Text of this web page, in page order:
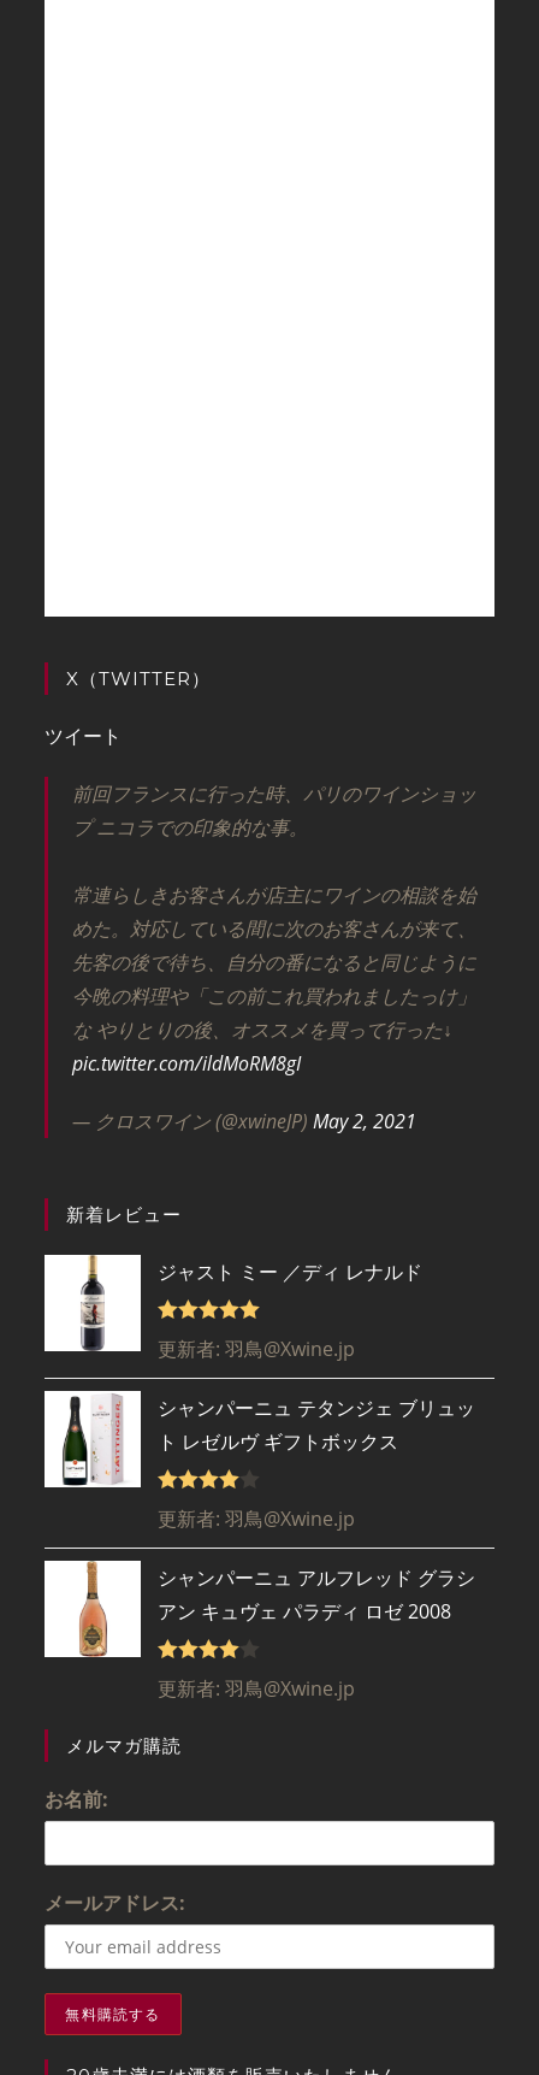
X（TWITTER）
ツイート
前回フランスに行った時、パリのワインショッ
プ ニコラでの印象的な事。
常連らしきお客さんが店主にワインの相談を始
めた。対応している間に次のお客さんが来て、
先客の後で待ち、自分の番になると同じように
今晩の料理や「この前これ買われましたっけ」
な やりとりの後、オススメを買って行った↓
pic.twitter.com/ildMoRM8gI
— クロスワイン (@xwineJP)May 2, 2021
新着レビュー
ジャスト ミー ／ディ レナルド
5段階で5
更新者: 羽鳥@Xwine.jp
シャンパーニュ テタンジェ ブリュッ
ト レゼルヴ ギフトボックス
5段階で
更新者: 羽鳥@Xwine.jp
シャンパーニュ アルフレッド グラシ
アン キュヴェ パラディ ロゼ 2008
5段階で
更新者: 羽鳥@Xwine.jp
メルマガ購読
お名前:
メールアドレス: